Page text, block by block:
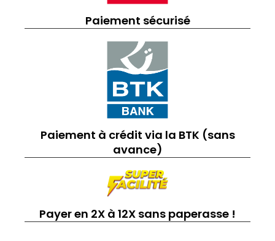
Paiement sécurisé
Paiement à crédit via la BTK (sans
avance)
Payer en 2X à 12X sans paperasse !